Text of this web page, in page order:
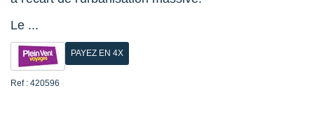
Le ...
PAYEZ EN 4X
Ref : 420596